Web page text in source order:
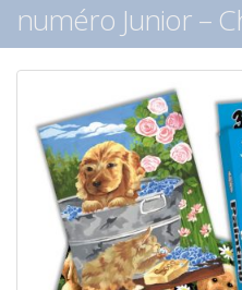
numéro Junior –